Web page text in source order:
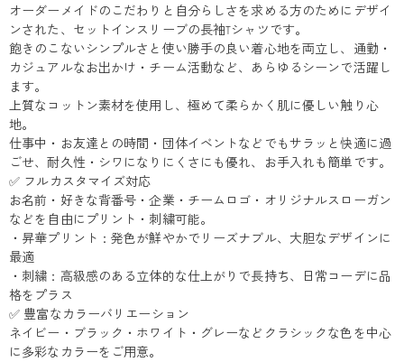
オーダーメイドのこだわりと自分らしさを求める方のためにデザイ
ンされた、セットインスリーブの長袖Tシャツです。
飽きのこないシンプルさと使い勝手の良い着心地を両立し、通勤・
カジュアルなお出かけ・チーム活動など、あらゆるシーンで活躍し
ます。
上質なコットン素材を使用し、極めて柔らかく肌に優しい触り心
地。
仕事中・お友達との時間・団体イベントなどでもサラッと快適に過
ごせ、耐久性・シワになりにくさにも優れ、お手入れも簡単です。
✅ フルカスタマイズ対応
お名前・好きな背番号・企業・チームロゴ・オリジナルスローガン
などを自由にプリント・刺繍可能。
・昇華プリント：発色が鮮やかでリーズナブル、大胆なデザインに
最適
・刺繍：高級感のある立体的な仕上がりで長持ち、日常コーデに品
格をプラス
✅ 豊富なカラーバリエーション
ネイビー・ブラック・ホワイト・グレーなどクラシックな色を中心
に多彩なカラーをご用意。